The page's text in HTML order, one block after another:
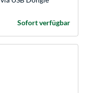
Sofort verfügbar